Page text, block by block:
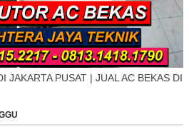
JAKARTA PUSAT | JUAL AC BEKAS DI